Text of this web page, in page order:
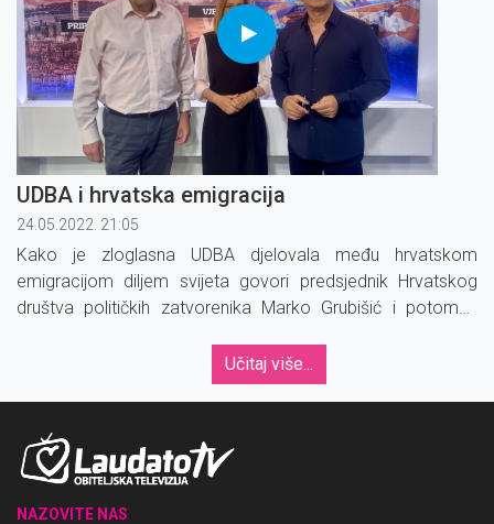
UDBA i hrvatska emigracija
24.05.2022. 21:05
Kako je zloglasna UDBA djelovala među hrvatskom
emigracijom diljem svijeta govori predsjednik Hrvatskog
društva političkih zatvorenika Marko Grubišić i potomak
Učitaj više...
NAZOVITE NAS